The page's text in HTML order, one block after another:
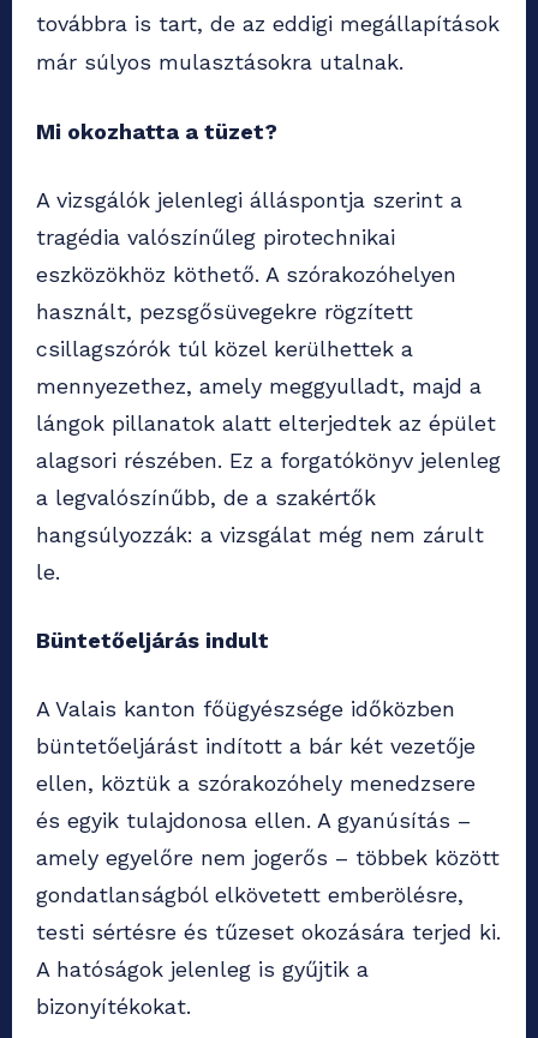
továbbra is tart, de az eddigi megállapítások
már súlyos mulasztásokra utalnak.
Mi okozhatta a tüzet?
A vizsgálók jelenlegi álláspontja szerint a
tragédia valószínűleg pirotechnikai
eszközökhöz köthető. A szórakozóhelyen
használt, pezsgősüvegekre rögzített
csillagszórók túl közel kerülhettek a
mennyezethez, amely meggyulladt, majd a
lángok pillanatok alatt elterjedtek az épület
alagsori részében. Ez a forgatókönyv jelenleg
a legvalószínűbb, de a szakértők
hangsúlyozzák: a vizsgálat még nem zárult
le.
Büntetőeljárás indult
A Valais kanton főügyészsége időközben
büntetőeljárást indított a bár két vezetője
ellen, köztük a szórakozóhely menedzsere
és egyik tulajdonosa ellen. A gyanúsítás –
amely egyelőre nem jogerős – többek között
gondatlanságból elkövetett emberölésre,
testi sértésre és tűzeset okozására terjed ki.
A hatóságok jelenleg is gyűjtik a
bizonyítékokat.